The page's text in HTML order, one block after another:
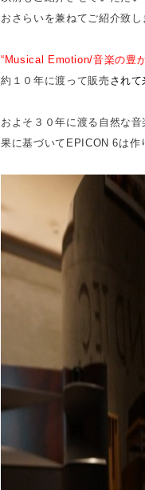
おさらいを兼ねてご紹介致し
“Musical Emotion/音楽の豊
約１０年に渡って販売 され
およそ３０年に渡る自然な
果に基づいてEPICON 6は作